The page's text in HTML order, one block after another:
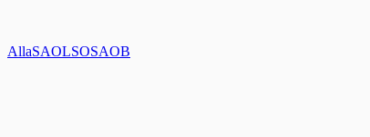
AllaSAOLSOSAOB